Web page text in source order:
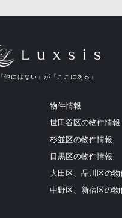
「他にはない」が「ここにある」
物件情報
世田谷区の物件情報
杉並区の物件情報
目黒区の物件情報
大田区、品川区の物
中野区、新宿区の物